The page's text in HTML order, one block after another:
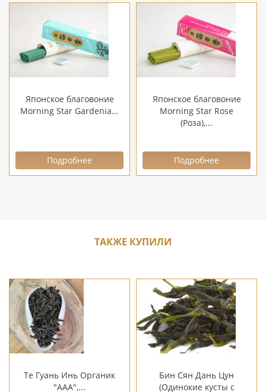
Японское благовоние
Morning Star Gardenia...
Подробнее
Японское благовоние
Morning Star Rose
(Роза),...
Подробнее
ТАКЖЕ КУПИЛИ
Те Гуань Инь Органик
"ААА",...
Бин Сян Дань Цун
(Одинокие кусты с